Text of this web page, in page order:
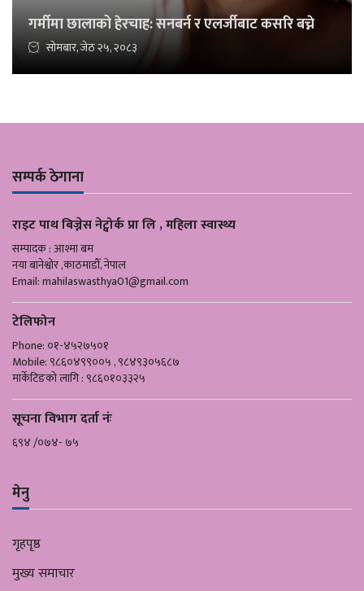
गर्मीमा छालाको हेरचाह: सनबर्न र एलर्जीबाट कसरि बच्ने
सोमबार, जेठ २५, २०८३
सम्पर्क ठेगाना
राइट पाथ बिज्नेस नेट्वोर्क प्रा लि , महिला स्वास्थ्य
सम्पादक : आश्मा बम
नया बानेश्वोर ,काठमाडौँ, नेपाल
Email:mahilaswasthya01@gmail.com
टेलिफोन
Phone: ०१-४५२७५०१
Mobile: ९८६०४९९००५ , ९८४९३०५६८७
मार्केटिङको लागि : ९८६०१०३३२५
सूचना विभाग दर्ता नंः
६९४ /०७४- ७५
मेनु
गृहपृष्ठ
मुख्य समाचार